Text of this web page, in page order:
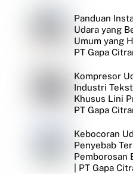
Panduan
Udara yang
Umum yang
PT Gapa
Kompresor
Industri
Khusus Lini
PT Gapa
Kebocoran
Penyebab
Pemborosan
| PT Gapa